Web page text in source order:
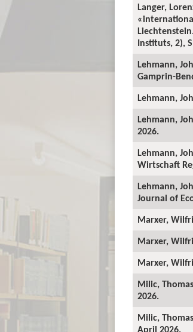
Langer,
Instituts, 2),
Lehmann,
Gamprin-
Lehmann,
Lehmann,
2026.
Lehmann,
Wirtschaft
Lehmann,
Journal of
Marxer,
Marxer,
Marxer,
Milic,
2026.
Milic,
April 2026.